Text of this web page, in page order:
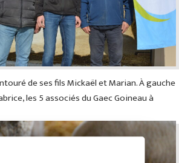
de ses fils Mickaël et Marian. À gauche
les 5 associés du Gaec Goineau à